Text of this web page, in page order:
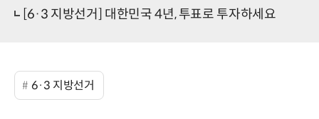
[6·3 지방선거] 대한민국 4년, 투표로 투자하세요
6·3 지방선거